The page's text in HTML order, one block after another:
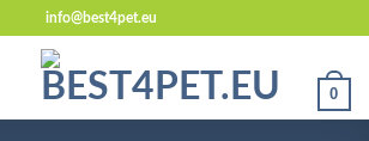
info@best4pet.eu
0